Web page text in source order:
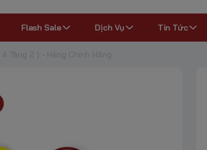
Flash Sale Dịch Vụ Tin Tức
Tặng 2 ) - Hàng Chính Hãng